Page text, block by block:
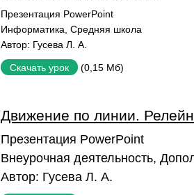
Презентация PowerPoint
Информатика Средняя школа
Автор: Гусева Л. А.
Скачать урок (0,15 Мб)
Движение по линии.
Презентация PowerPoint
Внеурочная деятельность,
Автор: Гусева Л. А.